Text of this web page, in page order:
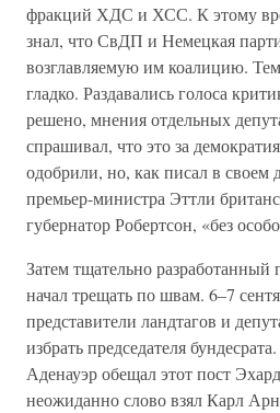
фракций ХДС и ХСС. К этому
знал, что СвДП и Немецкая
возглавляемую им коалицию.
гладко. Раздавались голоса
решено, мнения отдельных
спрашивал, что это за
одобрили, но, как писал в своем
премьер-министра Эттли
губернатор Робертсон, «без
Затем тщательно разработанный
начал трещать по швам. 6–7
представители ландтагов и
избрать председателя
Аденауэр обещал этот пост
неожиданно слово взял Карл